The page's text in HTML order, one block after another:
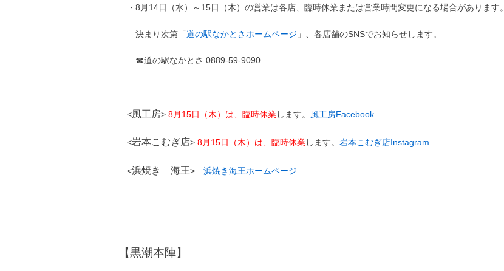
・ 8月14日（水）～15日（木）の営業は各店、臨時休業または営業時間変更になる場合があります。
決まり次第「道の駅なかとさホームページ 」、各店舗のSNSでお知らせします。
☎道の駅なかとさ 0889-59-9090
<風工房> 8月15日（木）は、臨時休業します。 風工房Facebook
<岩本こむぎ店> 8月15日（木）は、臨時休業します。 岩本こむぎ店Instagram
<浜焼き 海王> 浜焼き海王ホームページ
【黒潮本陣】